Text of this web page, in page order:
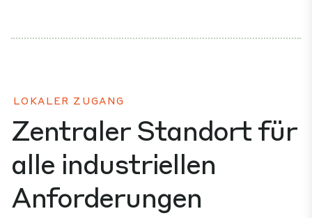
LOKALER ZUGANG
Zentraler Standort für
alle industriellen
Anforderungen